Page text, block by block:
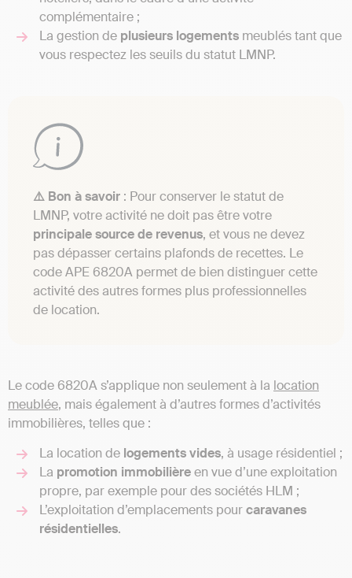
complémentaire ;
La gestion de plusieurs logements meublés tant que
vous respectez les seuils du statut LMNP.
⚠️ Bon à savoir : Pour conserver le statut de
LMNP, votre activité ne doit pas être votre
principale source de revenus, et vous ne devez
pas dépasser certains plafonds de recettes. Le
code APE 6820A permet de bien distinguer cette
activité des autres formes plus professionnelles
de location.
Le code 6820A s’applique non seulement à la location
meublée, mais également à d’autres formes d’activités
immobilières, telles que :
La location de logementsvides, à usage résidentiel ;
La promotion immobilièreen vue d’une exploitation
propre, par exemple pour des sociétés HLM ;
L’exploitation d’emplacements pourcaravanes
résidentielles.